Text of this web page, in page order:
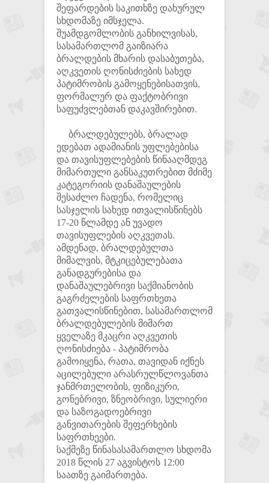
შეფარდების საკითხზე დახურულ
სხდომაზე იმსჯელა.
შუამდგომლობის განხილვისას,
სასამართლომ გაიზიარა
ბრალდების მხარის დასაბუთება,
აღკვეთის ღონისძიების სახედ
პატიმრობის გამოყენებისათვის,
ფორმალურ და ფაქტობრივი
საფუძვლებთან დაკავშირებით.
ბრალდებულებს, ბრალად
ედებათ ადამიანის უფლებებისა
და თავისუფლებების წინააღმდეგ
მიმართული განსაკუთრებით მძიმე
კატეგორიის დანაშაულების
შესაძლო ჩადენა, რომელიც
სასჯელის სახედ ითვალისწინებს
17-20 წლამდე ან უვადო
თავისუფლების აღკვეთას.
ამდენად, ბრალდებულთა
მიმალვის, მტკიცებულებათა
განადგურებისა და
დანაშაულებრივი საქმიანობის
გაგრძელების საფრთხეთა
გათვალისწინებით, სასამართლომ
ბრალდებულების მიმართ
ყველაზე მკაცრი აღკვეთის
ღონისძიება - პატიმრობა
გამოიყენა, რათა, თავიდან იქნეს
აცილებული არასრულწლოვანთა
ჯანმრთელობის, ფიზიკური,
გონებრივი, ზნეობრივი, სულიერი
და საზოგადოებრივი
განვითარების შეფერხების
საფრთხეები.
საქმეზე წინასასამართლო სხდომა
2018 წლის 27 აგვისტოს 12:00
საათზე გაიმართება.